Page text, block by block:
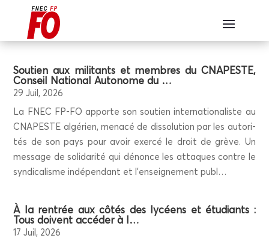
Sou­tien aux mili­tants et membres du CNAPESTE,
Conseil Natio­nal Auto­nome du …
29 Juil, 2026
La FNEC FP-FO apporte son sou­tien inter­na­tio­na­liste au
CNAPESTE algé­rien, mena­cé de dis­so­lu­tion par les auto­ri­
tés de son pays pour avoir exer­cé le droit de grève. Un
mes­sage de soli­da­ri­té qui dénonce les attaques contre le
syn­di­ca­lisme indé­pen­dant et l’en­sei­gne­ment publ…
À la ren­trée aux côtés des lycéens et étu­diants :
Tous doivent accé­der à l…
17 Juil, 2026